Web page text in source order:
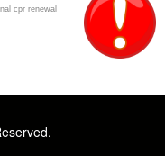
cpr renewal